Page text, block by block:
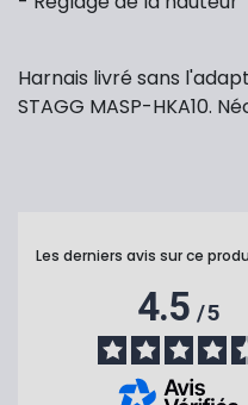
Harnais livré sans
STAGG MASP-HKA10.
Les derniers avis sur ce
4.5/5